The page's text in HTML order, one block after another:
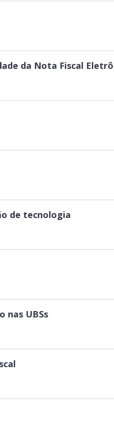
da Nota Fiscal
de tecnologia
nas UBSs